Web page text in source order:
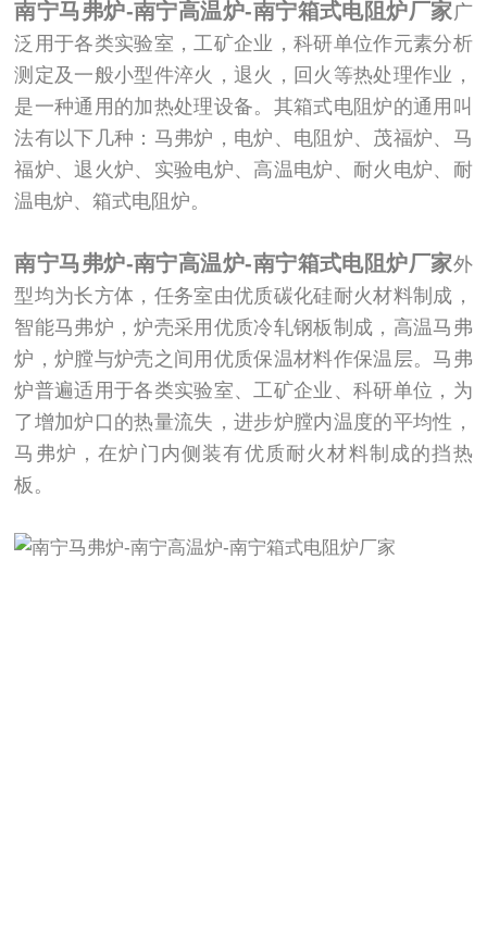
南宁马弗炉-南宁高温炉-南宁箱式电阻炉厂家 广
泛用于各类实验室，工矿企业，科研单位作元素分析
测定及一般小型件淬火，退火，回火等热处理作业，
是一种通用的加热处理设备。其箱式电阻炉的通用叫
法有以下几种：马弗炉，电炉、电阻炉、茂福炉、马
福炉、退火炉、实验电炉、高温电炉、耐火电炉、耐
温电炉、箱式电阻炉。
南宁马弗炉-南宁高温炉-南宁箱式电阻炉厂家外
型均为长方体，任务室由优质碳化硅耐火材料制成，
智能马弗炉，炉壳采用优质冷轧钢板制成，高温马弗
炉，炉膛与炉壳之间用优质保温材料作保温层。马弗
炉普遍适用于各类实验室、工矿企业、科研单位，为
了增加炉口的热量流失，进步炉膛内温度的平均性，
马弗炉，在炉门内侧装有优质耐火材料制成的挡热
板。